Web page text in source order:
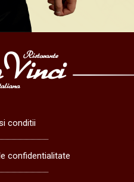
conditii
confidentialitate